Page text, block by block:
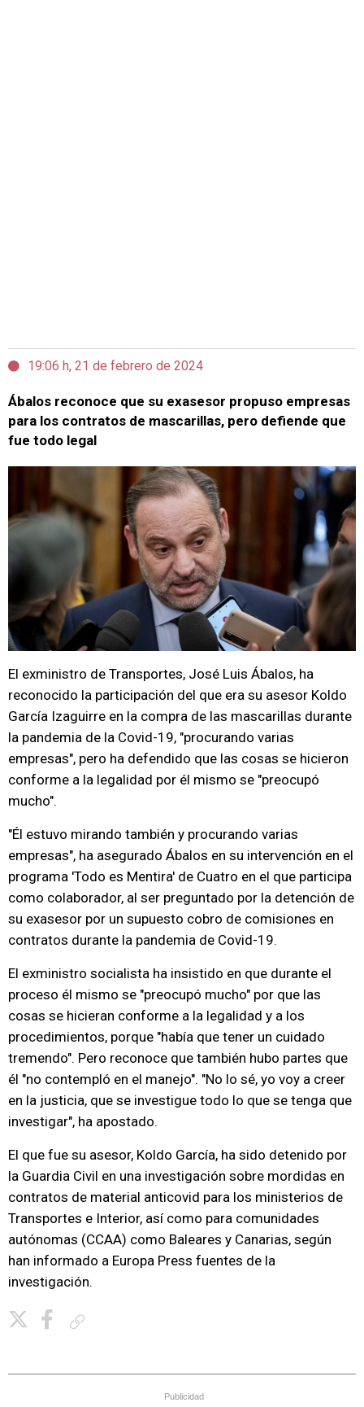
19:06 h, 21 de febrero de 2024
Ábalos reconoce que su exasesor propuso empresas
para los contratos de mascarillas, pero defiende que
fue todo legal
El exministro de Transportes, José Luis Ábalos, ha
reconocido la participación del que era su asesor Koldo
García Izaguirre en la compra de las mascarillas durante
la pandemia de la Covid-19, "procurando varias
empresas", pero ha defendido que las cosas se hicieron
conforme a la legalidad por él mismo se "preocupó
mucho".
"Él estuvo mirando también y procurando varias
empresas", ha asegurado Ábalos en su intervención en el
programa 'Todo es Mentira' de Cuatro en el que participa
como colaborador, al ser preguntado por la detención de
su exasesor por un supuesto cobro de comisiones en
contratos durante la pandemia de Covid-19.
El exministro socialista ha insistido en que durante el
proceso él mismo se "preocupó mucho" por que las
cosas se hicieran conforme a la legalidad y a los
procedimientos, porque "había que tener un cuidado
tremendo". Pero reconoce que también hubo partes que
él "no contempló en el manejo". "No lo sé, yo voy a creer
en la justicia, que se investigue todo lo que se tenga que
investigar", ha apostado.
El que fue su asesor, Koldo García, ha sido detenido por
la Guardia Civil en una investigación sobre mordidas en
contratos de material anticovid para los ministerios de
Transportes e Interior, así como para comunidades
autónomas (CCAA) como Baleares y Canarias, según
han informado a Europa Press fuentes de la
investigación.
Publicidad